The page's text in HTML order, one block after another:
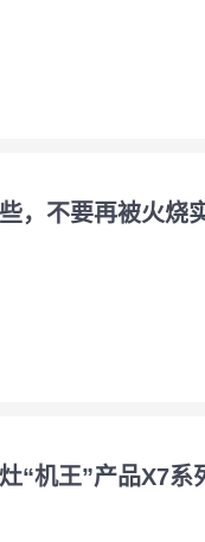
，不要再被火烧
“机王”产品X7系